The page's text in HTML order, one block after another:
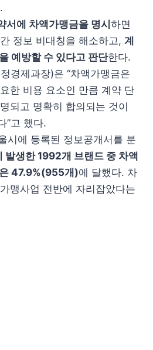
서에 차액가맹금을 명시 하면
정보 비대칭을 해소하고, 계
예방할 수 있다고 판단한다.
경제과장)은 “차액가맹금은
한 비용 요소인 만큼 계약 단
되고 명확히 합의되는 것이
”고 했다.
시에 등록된 정보공개서를 분
발생한 1992개 브랜드 중 차액
47.9%(955개)에 달했다. 차
맹사업 전반에 자리잡았다는